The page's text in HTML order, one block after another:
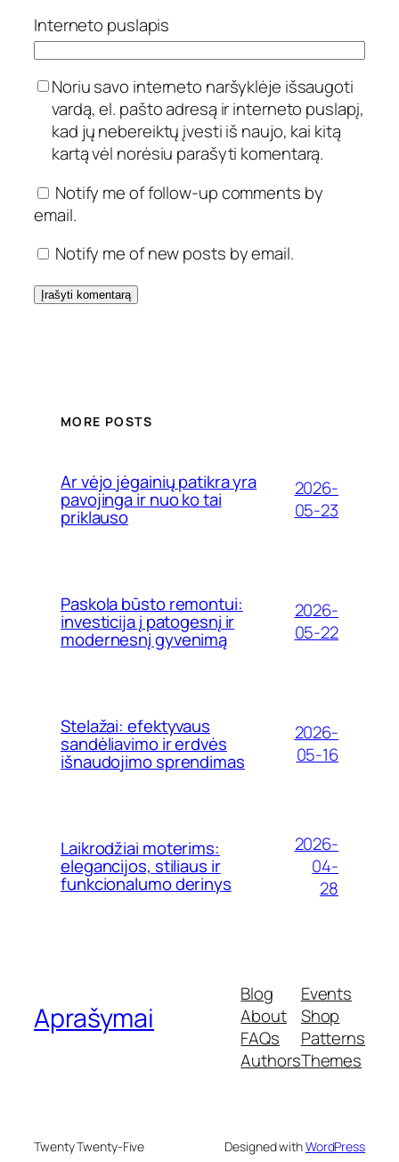
Interneto puslapis
Noriu savo interneto naršyklėje išsaugoti
vardą, el. pašto adresą ir interneto puslapį,
kad jų nebereiktų įvesti iš naujo, kai kitą
kartą vėl norėsiu parašyti komentarą.
Notify me of follow-up comments by
email.
Notify me of new posts by email.
MORE POSTS
Ar vėjo jėgainių patikra yra
pavojinga ir nuo ko tai
priklauso
2026-
05-23
Paskola būsto remontui:
investicija į patogesnį ir
modernesnį gyvenimą
2026-
05-22
Stelažai: efektyvaus
sandėliavimo ir erdvės
išnaudojimo sprendimas
2026-
05-16
Laikrodžiai moterims:
elegancijos, stiliaus ir
funkcionalumo derinys
2026-
04-
28
Aprašymai
Blog
About
FAQs
Authors
Events
Shop
Patterns
Themes
Twenty Twenty-Five Designed withWordPress